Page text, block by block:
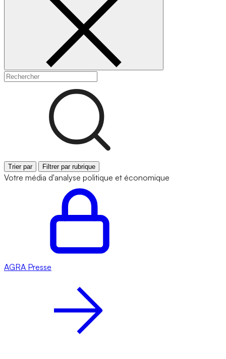
Trier par Filtrer par rubrique
Votre média d'analyse politique et économique
AGRA Presse